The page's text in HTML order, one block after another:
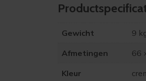
Gewicht 9
Afmetingen 66
Kleur